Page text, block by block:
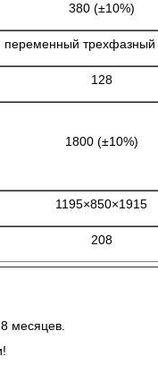
380 (±10%)
переменный
128
1800 (±10%)
1195×850×1915
208
месяцев.